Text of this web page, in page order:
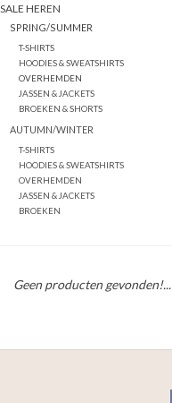
SALE HEREN
SPRING/SUMMER
T-SHIRTS
HOODIES & SWEATSHIRTS
OVERHEMDEN
JASSEN & JACKETS
BROEKEN & SHORTS
AUTUMN/WINTER
T-SHIRTS
HOODIES & SWEATSHIRTS
OVERHEMDEN
JASSEN & JACKETS
BROEKEN
Geen producten gevonden!...